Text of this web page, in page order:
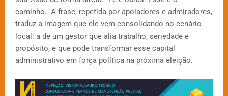
caminho." A frase, repetida por apoiadores e admiradores,
traduz a imagem que ele vem consolidando no cenário
local: a de um gestor que alia trabalho, seriedade e
propósito, e que pode transformar esse capital
administrativo em força política na próxima eleição.